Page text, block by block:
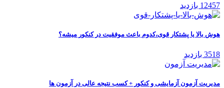
12457 بازدید
هوش بالا یا پشتکار قوی،کدوم باعث موفقیت در کنکور میشه؟
3518 بازدید
مدیریت آزمون آزمایشی و کنکور + کسب نتیجه عالی در آزمون ها